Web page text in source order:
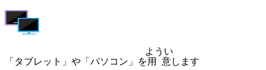
「タブレット」や「パソコン」を用意
ようい
します